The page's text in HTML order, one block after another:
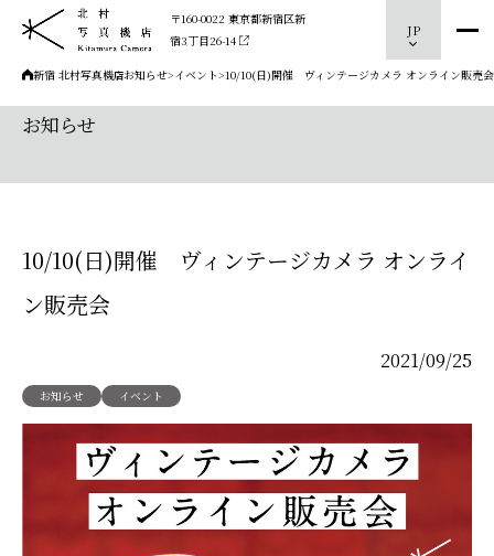
〒160-0022 東京都新宿区新
宿3丁目26-14
JP
新宿 北村写真機店
>お知らせ>イベント>10/10(日)開催 ヴィンテージカメラ オンライン販売会
お知らせ
10/10(日)開催 ヴィンテージカメラ オンライ
ン販売会
2021/09/25
お知らせ イベント